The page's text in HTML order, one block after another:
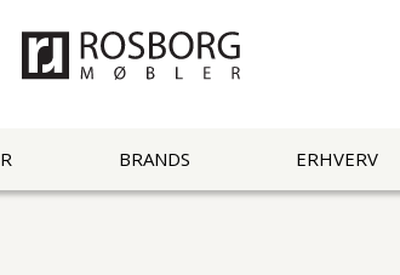
BRANDS ERHVERV